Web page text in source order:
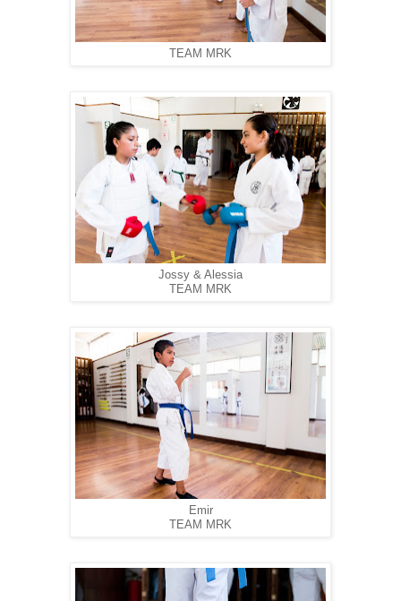
TEAM MRK
Jossy & Alessia
TEAM MRK
Emir
TEAM MRK